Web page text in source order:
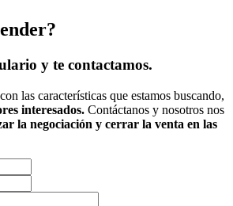
y te contactamos.
las características que estamos buscando,
interesados. Contáctanos y nosotros nos
la negociación y cerrar la venta en las